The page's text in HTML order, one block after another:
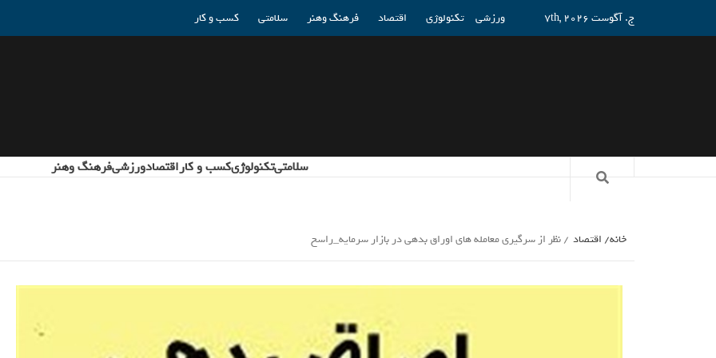
ج. آگوست 7th, 2026 ورزشی تکنولوژی اقتصاد فرهنگ وهنر سلامتی کسب و کار
سلامتیتکنولوژیکسب و کاراقتصادورزشیفرهنگ وهنر
خانه اقتصاد نظر از سرگیری معامله های اوراق بدهی در بازار سرمایه_راسخ